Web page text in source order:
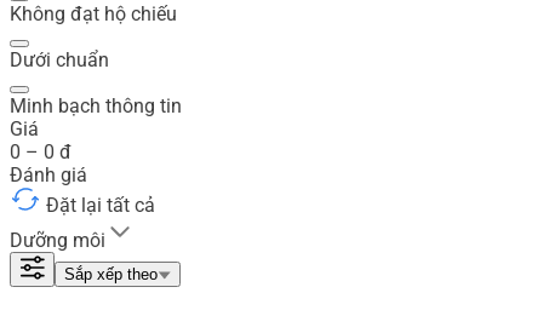
Không đạt hộ chiếu
Dưới chuẩn
Minh bạch thông tin
Giá
0 – 0 đ
Đánh giá
Đặt lại tất cả
Dưỡng môi
Sắp xếp theo